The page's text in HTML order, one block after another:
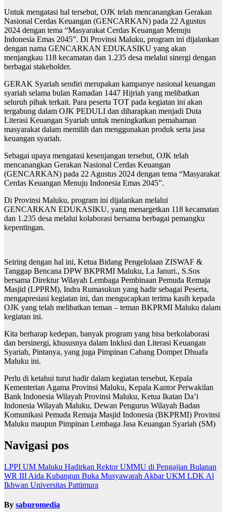
Untuk mengatasi hal tersebut, OJK telah mencanangkan Gerakan
Nasional Cerdas Keuangan (GENCARKAN) pada 22 Agustus
2024 dengan tema “Masyarakat Cerdas Keuangan Menuju
Indonesia Emas 2045”. Di Provinsi Maluku, program ini dijalankan
dengan nama GENCARKAN EDUKASIKU yang akan
menjangkau 118 kecamatan dan 1.235 desa melalui sinergi dengan
berbagai stakeholder.
GERAK Syariah sendiri merupakan kampanye nasional keuangan
syariah selama bulan Ramadan 1447 Hijriah yang melibatkan
seluruh pihak terkait. Para peserta TOT pada kegiatan ini akan
tergabung dalam OJK PEDULI dan diharapkan menjadi Duta
Literasi Keuangan Syariah untuk meningkatkan pemahaman
masyarakat dalam memilih dan menggunakan produk serta jasa
keuangan syariah.
Sebagai upaya mengatasi kesenjangan tersebut, OJK telah
mencanangkan Gerakan Nasional Cerdas Keuangan
(GENCARKAN) pada 22 Agustus 2024 dengan tema “Masyarakat
Cerdas Keuangan Menuju Indonesia Emas 2045”.
Di Provinsi Maluku, program ini dijalankan melalui
GENCARKAN EDUKASIKU, yang menargetkan 118 kecamatan
dan 1.235 desa melalui kolaborasi bersama berbagai pemangku
kepentingan.
Seiring dengan hal ini, Ketua Bidang Pengelolaan ZISWAF &
Tanggap Bencana DPW BKPRMI Maluku, La Januri., S.Sos
bersama Direktur Wilayah Lembaga Pembinaan Pemuda Remaja
Masjid (LPPRM), Indra Rumasukun yang hadir sebagai Peserta,
mengapresiasi kegiatan ini, dan mengucapkan terima kasih kepada
OJK yang telah melibatkan teman – teman BKPRMI Maluku dalam
kegiatan ini.
Kita berharap kedepan, banyak program yang bisa berkolaborasi
dan bersinergi, khususnya dalam Inklusi dan Literasi Keuangan
Syariah, Pintanya, yang juga Pimpinan Cabang Dompet Dhuafa
Maluku ini.
Perlu di ketahui turut hadir dalam kegiatan tersebut, Kepala
Kementerian Agama Provinsi Maluku, Kepala Kantor Perwakilan
Bank Indonesia Wilayah Provinsi Maluku, Ketua Ikatan Da’i
Indonesia Wilayah Maluku, Dewan Pengurus Wilayah Badan
Komunikasi Pemuda Remaja Masjid Indonesia (BKPRMI) Provinsi
Maluku maupun Pimpinan Lembaga Jasa Keuangan Syariah (SM)
Navigasi pos
LPPI UM Maluku Hadirkan Rektor UMMU di Pengajian Bulanan
WR III Aida Kubangun Buka Musyawarah Akbar UKM LDK Al
Ikhwan Universitas Pattimura
By saburomedia